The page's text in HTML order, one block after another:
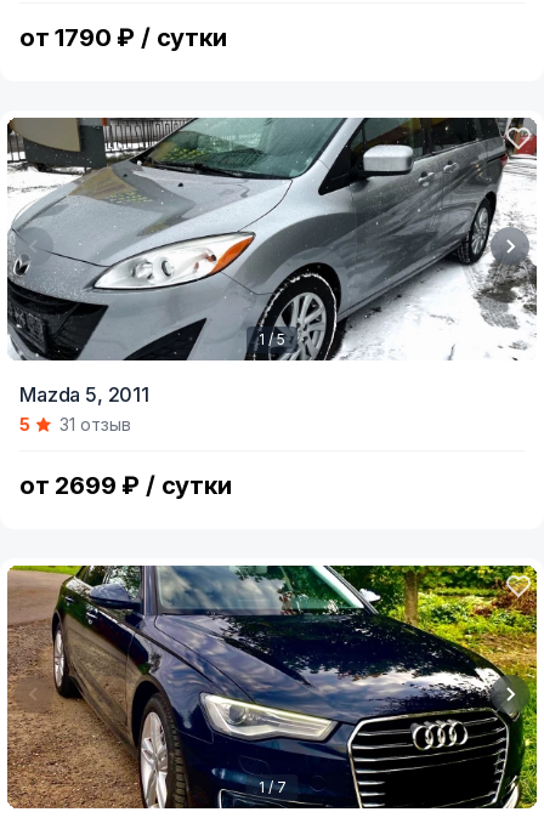
от 1790 ₽ / сутки
of
1 / 5
Mazda 5, 2011
5 31 отзыв
от 2699 ₽ / сутки
1 / 7